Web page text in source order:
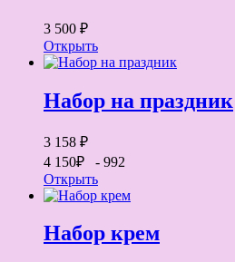
3 500 ₽
Открыть
Набор на праздник
3 158 ₽
4 150₽ - 992
Открыть
Набор крем